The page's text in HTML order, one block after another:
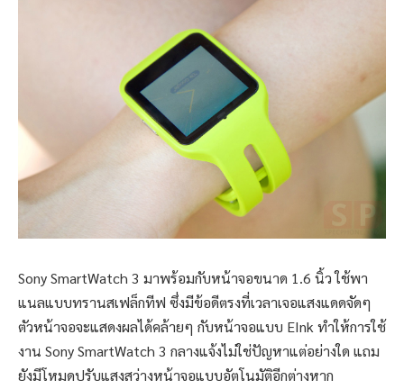
Sony SmartWatch 3 มาพร้อมกับหน้าจอขนาด 1.6 นิ้ว ใช้พา
แนลแบบทรานสเฟล็กทีฟ ซึ่งมีข้อดีตรงที่เวลาเจอแสงแดดจัดๆ
ตัวหน้าจอจะแสดงผลได้คล้ายๆ กับหน้าจอแบบ EInk ทำให้การใช้
งาน Sony SmartWatch 3 กลางแจ้งไม่ใช่ปัญหาแต่อย่างใด แถม
ยังมีโหมดปรับแสงสว่างหน้าจอแบบอัตโนมัติอีกต่างหาก